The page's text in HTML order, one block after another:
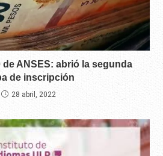
de ANSES: abrió la segunda
de inscripción
28 abril, 2022